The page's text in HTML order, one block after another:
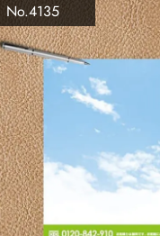
No.4135